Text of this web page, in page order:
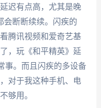
迟有点高，尤其是晚
会断断续续。闪疾的
腾讯视频和爱奇艺基
，玩《和平精英》延
事。而且闪疾的多设备
对于我这种手机、电
够用。